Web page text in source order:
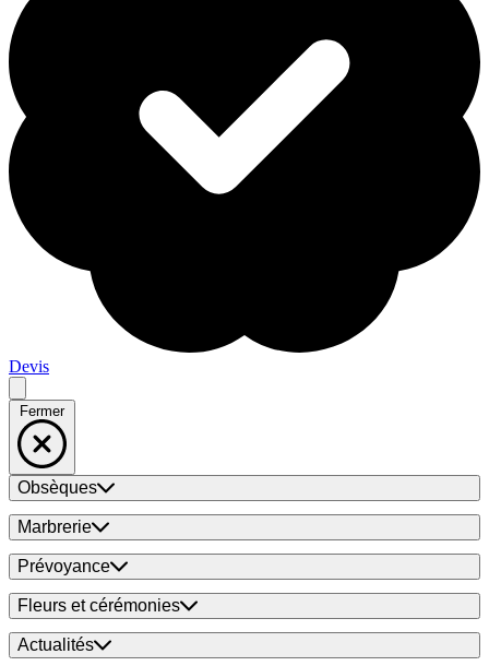
Devis
Fermer
Obsèques
Marbrerie
Prévoyance
Fleurs et cérémonies
Actualités